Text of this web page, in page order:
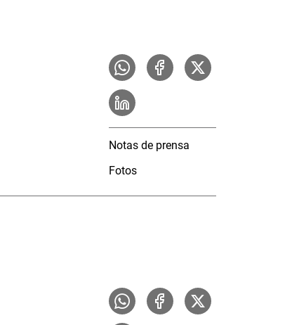
Notas de prensa
Fotos